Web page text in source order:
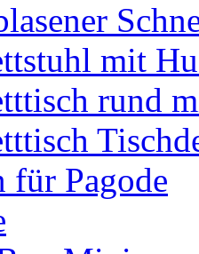
mit
rund
für Pagode